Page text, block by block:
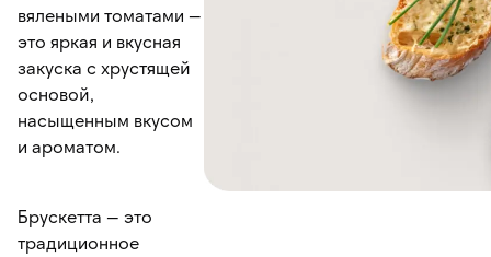
вялеными томатами —
это яркая и вкусная
закуска с хрустящей
основой,
насыщенным вкусом
и ароматом.
Брускетта — это
традиционное